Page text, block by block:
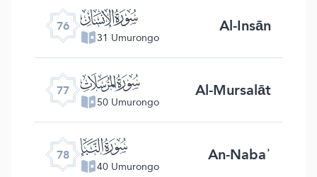
76 ﯹ
31 Umurongo Al-Insān
77 ﯺ
50 Umurongo Al-Mursalāt
78 ﯻ
40 Umurongo An-Nabaʾ